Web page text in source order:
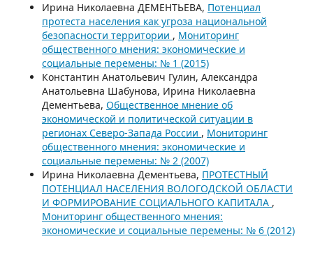
Ирина Николаевна ДЕМЕНТЬЕВА, Потенциал
протеста населения как угроза национальной
безопасности территории , Мониторинг
общественного мнения: экономические и
социальные перемены: № 1 (2015)
Константин Анатольевич Гулин, Александра
Анатольевна Шабунова, Ирина Николаевна
Дементьева, Общественное мнение об
экономической и политической ситуации в
регионах Северо-Запада России , Мониторинг
общественного мнения: экономические и
социальные перемены: № 2 (2007)
Ирина Николаевна Дементьева, ПРОТЕСТНЫЙ
ПОТЕНЦИАЛ НАСЕЛЕНИЯ ВОЛОГОДСКОЙ ОБЛАСТИ
И ФОРМИРОВАНИЕ СОЦИАЛЬНОГО КАПИТАЛА ,
Мониторинг общественного мнения:
экономические и социальные перемены: № 6 (2012)